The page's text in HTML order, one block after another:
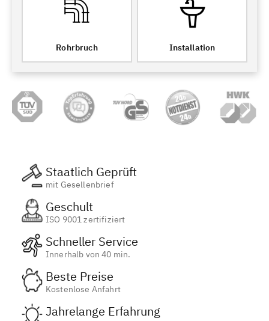
Rohrbruch Installation
Staatlich Geprüft
mit Gesellenbrief
Geschult
ISO 9001 zertifiziert
Schneller Service
Innerhalb von 40 min.
Beste Preise
Kostenlose Anfahrt
Jahrelange Erfahrung